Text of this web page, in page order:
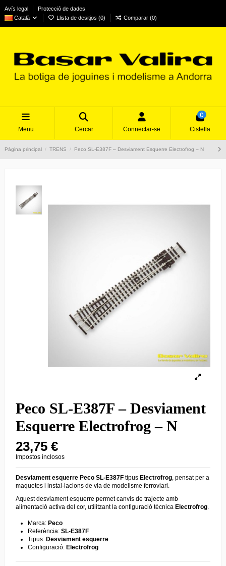
Avís legal
Protecció de dades
Català
Llista de desitjos (0) Comparar (0)
Menu Cercar Connectar-se
0
Cistella
Pàgina principal TRENS Peco SL-E387F – Desviament Esquerre Electrofrog – N
Peco SL-E387F – Desviament
Esquerre Electrofrog – N
23,75 €
Impostos inclosos
Desviament esquerre Peco SL-E387F tipus Electrofrog, pensat per a
maquetes i instal·lacions de via de modelisme ferroviari.
Aquest desviament esquerre permet canvis de trajecte amb
alimentació activa del cor, utilitzant la configuració tècnica Electrofrog
Marca: Peco
Referència: SL-E387F
Tipus: Desviament esquerre
Configuració: Electrofrog